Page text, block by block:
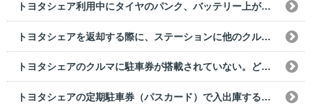
トヨタシェア利用中にタイヤのパンク、バッテリー上がりなどで使用できなくなった場合は、どうすればいいですか？
トヨタシェアを返却する際に、ステーションに他のクルマが停まっていた。どうすればいいですか？
トヨタシェアのクルマに駐車券が搭載されていない。どのように出庫すればいいですか？
トヨタシェアの定期駐車券（パスカード）で入出庫する駐車場で、誤って一般の駐車券をとってしまった。どうすればいいですか？